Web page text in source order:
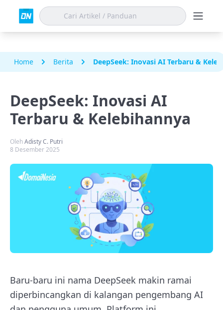
Home Berita DeepSeek: Inovasi AI Terbaru &
DeepSeek: Inovasi AI
Terbaru & Kelebihannya
OlehAdisty C. Putri
8 Desember 2025
Baru-baru ini nama DeepSeek makin ramai
diperbincangkan di kalangan pengembang AI